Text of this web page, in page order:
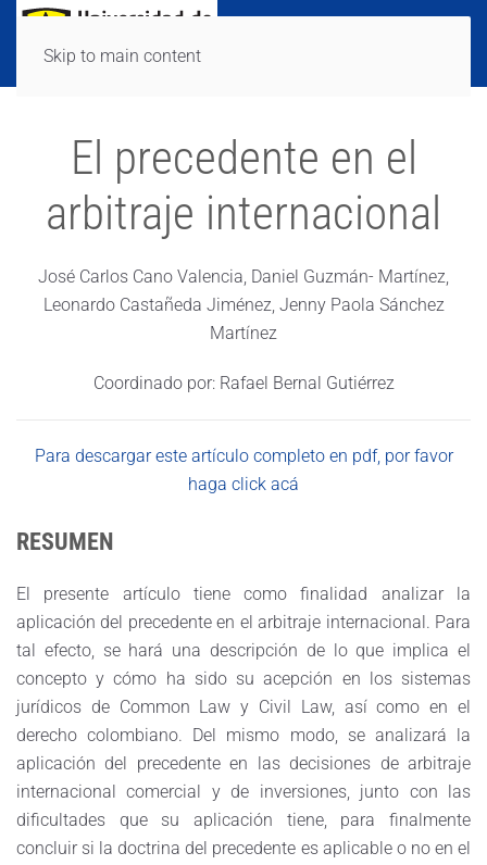
Skip to main content
El precedente en el
arbitraje internacional
José Carlos Cano Valencia, Daniel Guzmán- Martínez,
Leonardo Castañeda Jiménez, Jenny Paola Sánchez
Martínez
Coordinado por: Rafael Bernal Gutiérrez
Para descargar este artículo completo en pdf, por favor
haga click acá
RESUMEN
El presente artículo tiene como finalidad analizar la
aplicación del precedente en el arbitraje internacional. Para
tal efecto, se hará una descripción de lo que implica el
concepto y cómo ha sido su acepción en los sistemas
jurídicos de Common Law y Civil Law, así como en el
derecho colombiano. Del mismo modo, se analizará la
aplicación del precedente en las decisiones de arbitraje
internacional comercial y de inversiones, junto con las
dificultades que su aplicación tiene, para finalmente
concluir si la doctrina del precedente es aplicable o no en el